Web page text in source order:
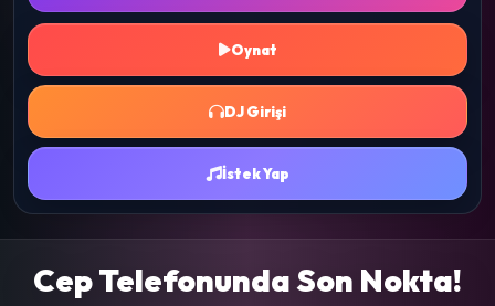
Oynat
DJ Girişi
İstek Yap
Cep Telefonunda Son Nokta!